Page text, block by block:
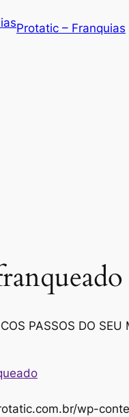
Protatic – Franquias
PASSOS DO SEU
wp-